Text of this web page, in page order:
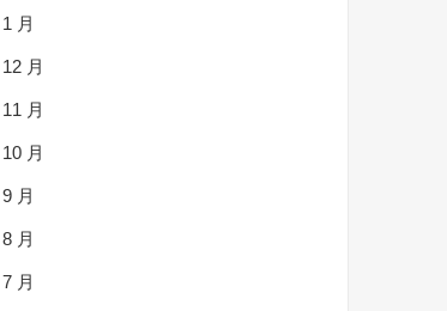
月
月
月
月
月
月
月